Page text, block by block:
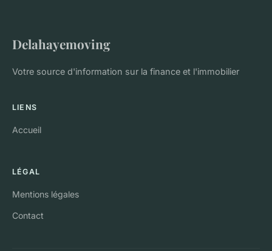
Delahayemoving
Votre source d'information sur la finance et l'immobilier
LIENS
Accueil
LÉGAL
Mentions légales
Contact